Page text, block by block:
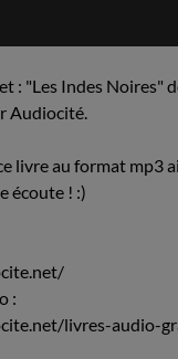
: "Les Indes Noires"
Audiocité.
livre au format mp3
écoute ! :)
:
livres-audio-